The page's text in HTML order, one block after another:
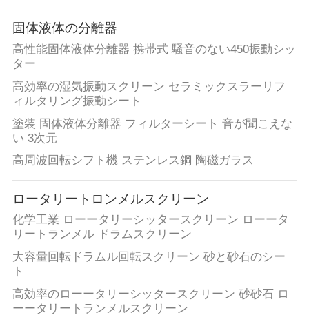
固体液体の分離器
高性能固体液体分離器 携帯式 騒音のない450振動シッ
ター
高効率の湿気振動スクリーン セラミックスラーリフ
ィルタリング振動シート
塗装 固体液体分離器 フィルターシート 音が聞こえな
い 3次元
高周波回転シフト機 ステンレス鋼 陶磁ガラス
ロータリートロンメルスクリーン
化学工業 ローータリーシッタースクリーン ローータ
リートランメル ドラムスクリーン
大容量回転ドラムル回転スクリーン 砂と砂石のシー
ト
高効率のローータリーシッタースクリーン 砂砂石 ロ
ーータリートランメルスクリーン